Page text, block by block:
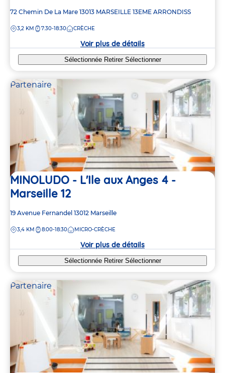
Adresse
la
72 Chemin De La Mare 13013 MARSEILLE 13EME ARRONDISS
DISTANCE
3,2 KM 7:30-18:30 CRÈCHE
Voir plus de détails
Sélectionnée Retirer Sélectionner
Partenaire
MINOLUDO - L'Ile aux Anges 4 -
Marseille 12
Adresse
la
19 Avenue Fernandel 13012 Marseille
DISTANCE
3,4 KM 8:00-18:30 MICRO-CRÈCHE
Voir plus de détails
Sélectionnée Retirer Sélectionner
Partenaire